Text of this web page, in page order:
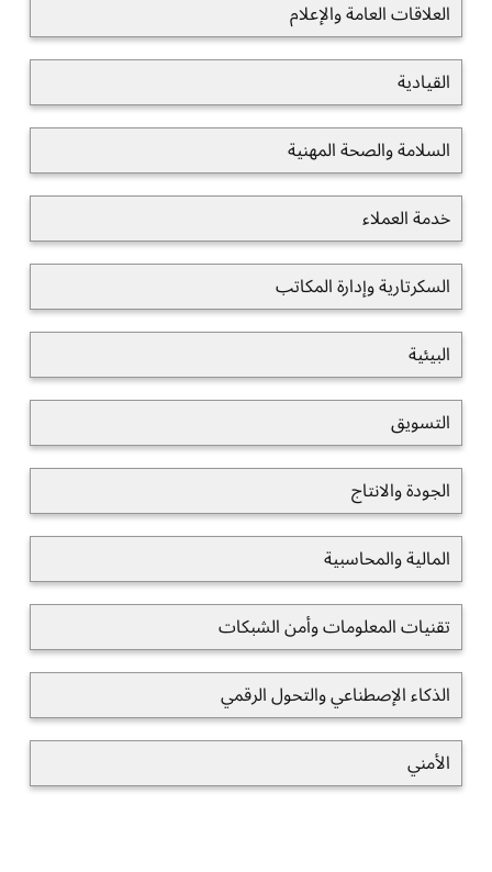
العلاقات العامة والإعلام
القيادية
السلامة والصحة المهنية
خدمة العملاء
السكرتارية وإدارة المكاتب
البيئية
التسويق
الجودة والانتاج
المالية والمحاسبية
تقنيات المعلومات وأمن الشبكات
الذكاء الإصطناعي والتحول الرقمي
الأمني